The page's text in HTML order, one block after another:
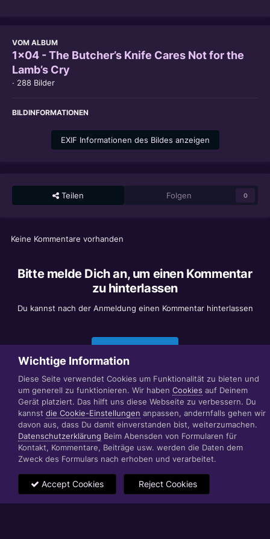
VOM ALBUM
1x04 - The Butcher’s Knife Cares Not for the
Lamb’s Cry
· 288 Bilder
BILDINFORMATIONEN
EXIF Informationen des Bildes anzeigen
Teilen Folgen 0
Keine Kommentare vorhanden
Bitte melde Dich an, um einen Kommentar
zu hinterlassen
Du kannst nach der Anmeldung einen Kommentar hinterlassen
Datenschutzerklärung Impressum
© 1999 - 2022 RÄBIGER IT|WEB|VIDEO|CONSULTING
www.raebiger.pro
Powered by Invision Community
Wichtige Information
Diese Seite verwendet Cookies um Funktionalität zu bieten und
um generell zu funktionieren. Wir haben Cookies auf Deinem
Gerät platziert. Das hilft uns diese Webseite zu verbessern. Du
kannst die Cookie-Einstellungen anpassen, andernfalls gehen wir
davon aus, dass Du damit einverstanden bist, weiterzumachen.
Datenschutzerklärung Beim Abensden von Formularen für
Kontakt, Kommentare, Beiträge usw. werden die Daten dem
Zweck des Formulars nach erhoben und verarbeitet.
Accept Cookies Reject Cookies